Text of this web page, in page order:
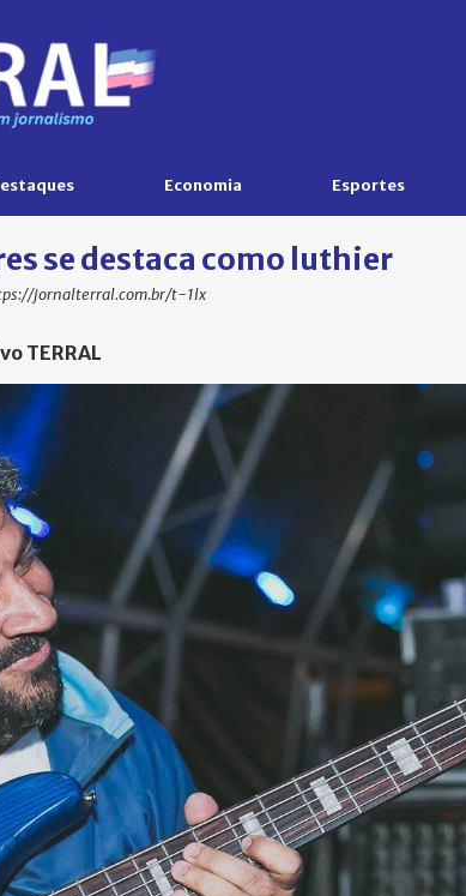
Economia Esportes
se destaca como luthier
jornalterral.com.br/t-1lx
TERRAL